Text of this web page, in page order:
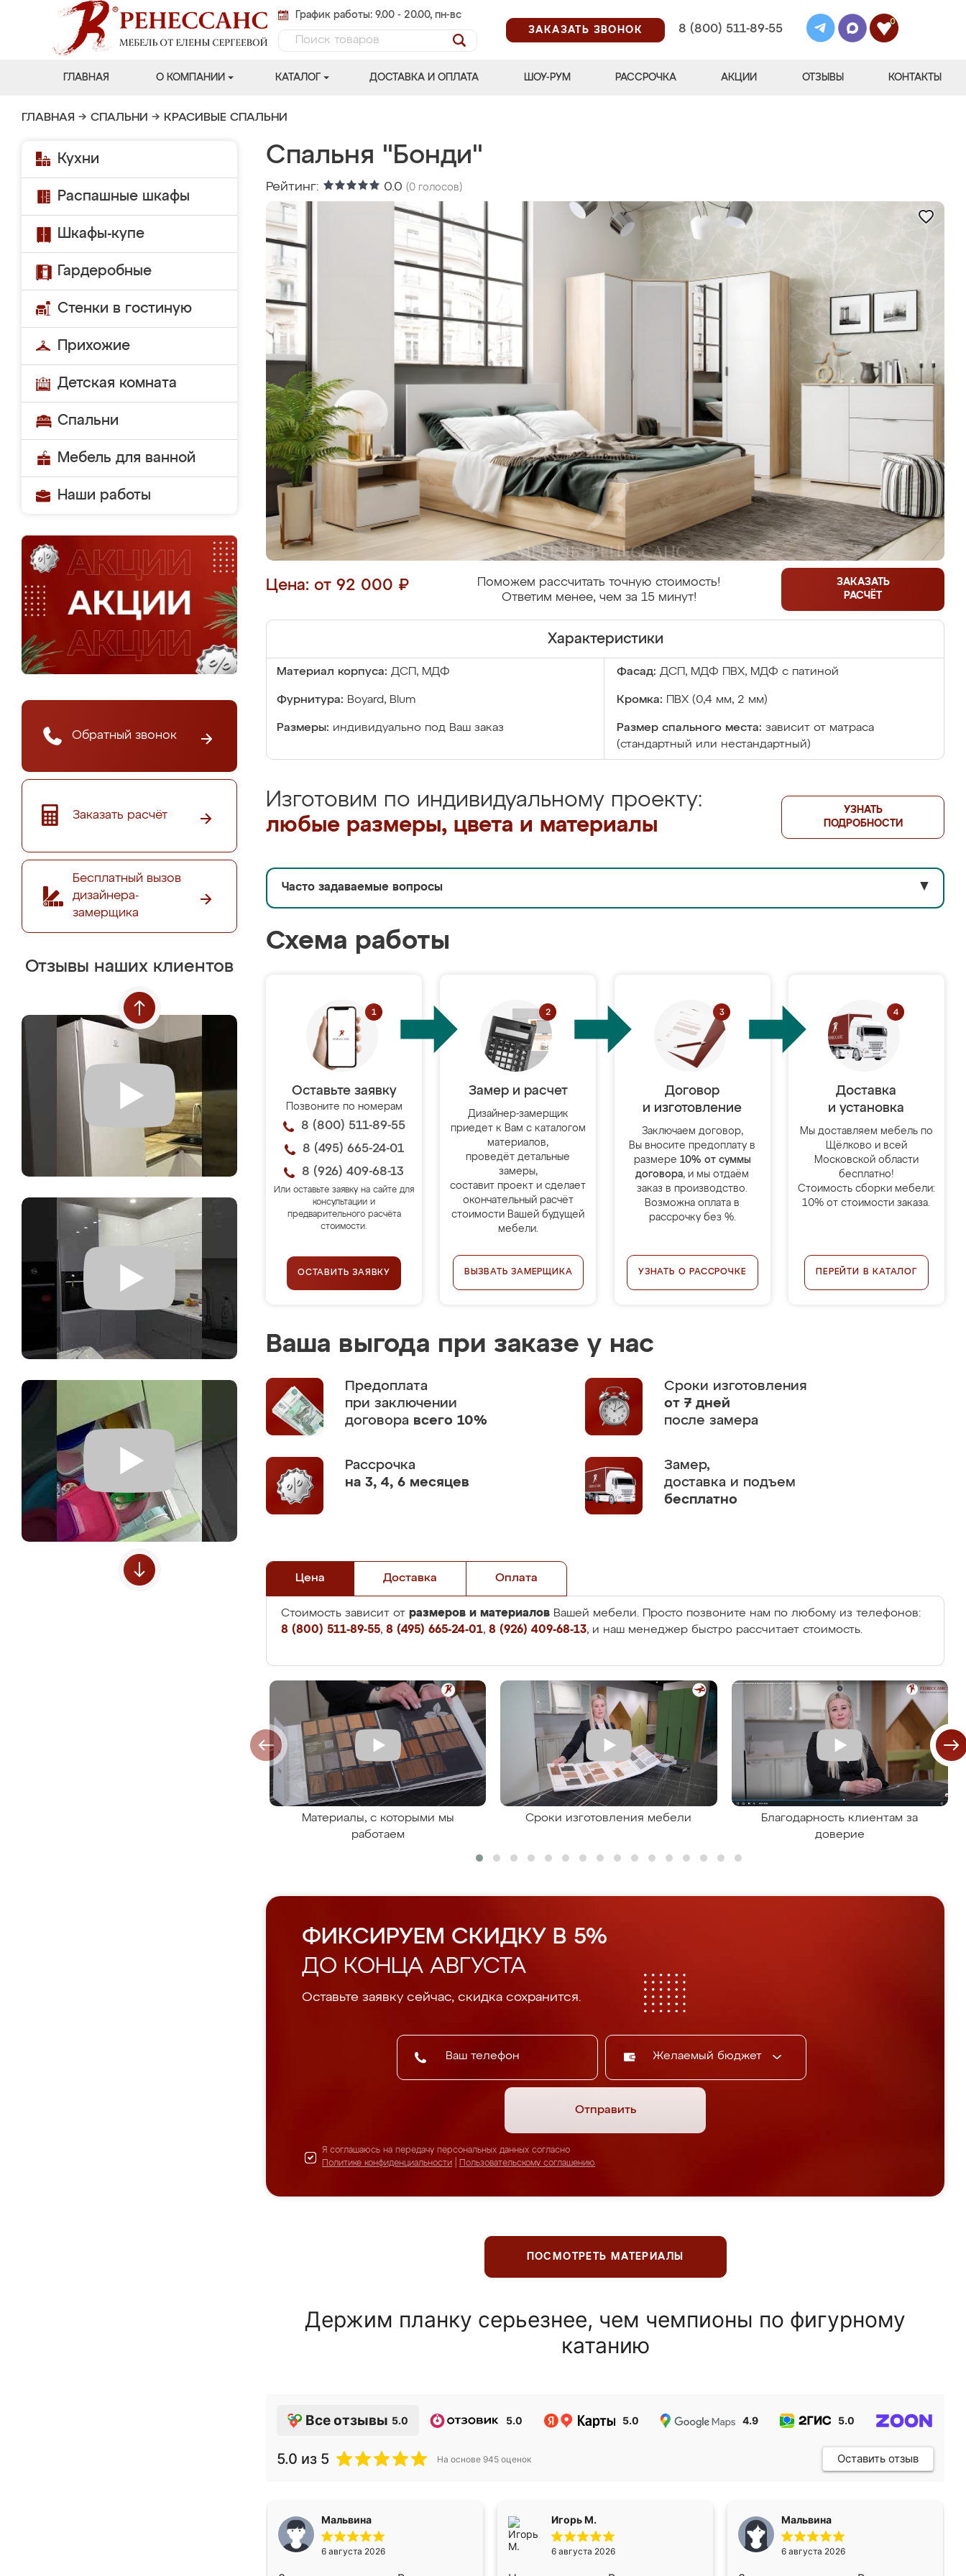
График работы: 9.00 - 20.00, пн-вс
ЗАКАЗАТЬ ЗВОНОК
8 (800) 511-89-55
0
ГЛАВНАЯ О КОМПАНИИ КАТАЛОГ ДОСТАВКА И ОПЛАТА ШОУ-РУМ РАССРОЧКА АКЦИИ ОТЗЫВЫ КОНТАКТЫ
ГЛАВНАЯ → СПАЛЬНИ → КРАСИВЫЕ СПАЛЬНИ
Кухни
Распашные шкафы
Шкафы-купе
Гардеробные
Стенки в гостиную
Прихожие
Детская комната
Спальни
Мебель для ванной
Наши работы
Обратный звонок
Заказать расчёт
Бесплатный вызов
дизайнера-
замерщика
Отзывы наших клиентов
Спальня "Бонди"
Рейтинг: 0.0 (0 голосов)
Цена: от 92 000 ₽
Поможем рассчитать точную стоимость!
Ответим менее, чем за 15 минут!
ЗАКАЗАТЬ
РАСЧЁТ
Характеристики
Материал корпуса: ДСП, МДФ Фасад: ДСП, МДФ ПВХ, МДФ с патиной
Фурнитура: Boyard, Blum Кромка: ПВХ (0,4 мм, 2 мм)
Размеры: индивидуально под Ваш заказ Размер спального места: зависит от матраса
(стандартный или нестандартный)
Изготовим по индивидуальному проекту:
любые размеры, цвета и материалы
УЗНАТЬ
ПОДРОБНОСТИ
Часто задаваемые вопросы ▼
Схема работы
Оставьте заявку
Позвоните по номерам
8 (800) 511-89-55
8 (495) 665-24-01
8 (926) 409-68-13
Или оставьте заявку на сайте для
консультации и
предварительного расчёта
стоимости.
ОСТАВИТЬ ЗАЯВКУ
Замер и расчет
Дизайнер-замерщик
приедет к Вам с каталогом
материалов,
проведёт детальные
замеры,
составит проект и сделает
окончательный расчёт
стоимости Вашей будущей
мебели.
ВЫЗВАТЬ ЗАМЕРЩИКА
Договор
и изготовление
Заключаем договор,
Вы вносите предоплату в
размере 10% от суммы
договора, и мы отдаём
заказ в производство.
Возможна оплата в
рассрочку без %.
УЗНАТЬ О РАССРОЧКЕ
Доставка
и установка
Мы доставляем мебель по
Щёлково и всей
Московской области
бесплатно!
Стоимость сборки мебели:
10% от стоимости заказа.
ПЕРЕЙТИ В КАТАЛОГ
Ваша выгода при заказе у нас
Предоплата
при заключении
договора всего 10%
Сроки изготовления
от 7 дней
после замера
Рассрочка
на 3, 4, 6 месяцев
Замер,
доставка и подъем
бесплатно
Цена Доставка Оплата
Стоимость зависит от размеров и материалов Вашей мебели. Просто позвоните нам по любому из телефонов:
8 (800) 511-89-55, 8 (495) 665-24-01, 8 (926) 409-68-13, и наш менеджер быстро рассчитает стоимость.
Материалы, с которыми мы
работаем
Сроки изготовления мебели
Благодарность клиентам за
доверие
ФИКСИРУЕМ СКИДКУ В 5%
ДО КОНЦА АВГУСТА
Оставьте заявку сейчас, скидка сохранится.
Желаемый бюджет
Отправить
Я соглашаюсь на передачу персональных данных согласно
Политике конфиденциальности
Пользовательскому соглашению
ПОСМОТРЕТЬ МАТЕРИАЛЫ
Держим планку серьезнее, чем чемпионы по фигурному
катанию
Все отзывы 5.0 5.0 5.0 4.9 5.0
5.0 из 5 На основе 945 оценок Оставить отзыв
Мальвина
6 августа 2026
Игорь М.
6 августа 2026
Мальвина
6 августа 2026